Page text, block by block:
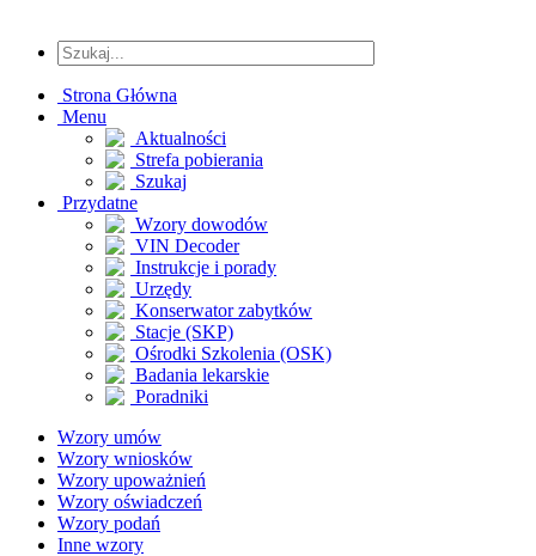
Strona Główna
Menu
Aktualności
Strefa pobierania
Szukaj
Przydatne
Wzory dowodów
VIN Decoder
Instrukcje i porady
Urzędy
Konserwator zabytków
Stacje (SKP)
Ośrodki Szkolenia (OSK)
Badania lekarskie
Poradniki
Wzory umów
Wzory wniosków
Wzory upoważnień
Wzory oświadczeń
Wzory podań
Inne wzory